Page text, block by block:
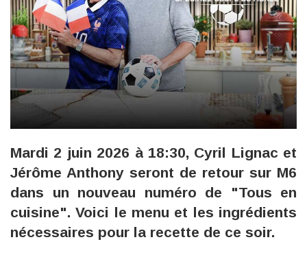
Mardi 2 juin 2026 à 18:30, Cyril Lignac et
Jérôme Anthony seront de retour sur M6
dans un nouveau numéro de "Tous en
cuisine". Voici le menu et les ingrédients
nécessaires pour la recette de ce soir.